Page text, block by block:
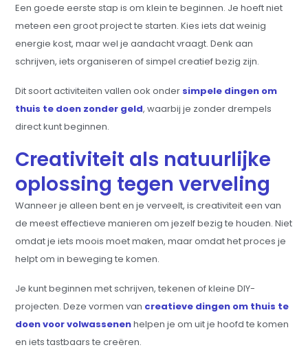
Een goede eerste stap is om klein te beginnen. Je hoeft niet
meteen een groot project te starten. Kies iets dat weinig
energie kost, maar wel je aandacht vraagt. Denk aan
schrijven, iets organiseren of simpel creatief bezig zijn.
Dit soort activiteiten vallen ook onder simpele dingen om
thuis te doen zonder geld, waarbij je zonder drempels
direct kunt beginnen.
Creativiteit als natuurlijke
oplossing tegen verveling
Wanneer je alleen bent en je verveelt, is creativiteit een van
de meest effectieve manieren om jezelf bezig te houden. Niet
omdat je iets moois moet maken, maar omdat het proces je
helpt om in beweging te komen.
Je kunt beginnen met schrijven, tekenen of kleine DIY-
projecten. Deze vormen van creatieve dingen om thuis te
doen voor volwassenenhelpen je om uit je hoofd te komen
en iets tastbaars te creëren.